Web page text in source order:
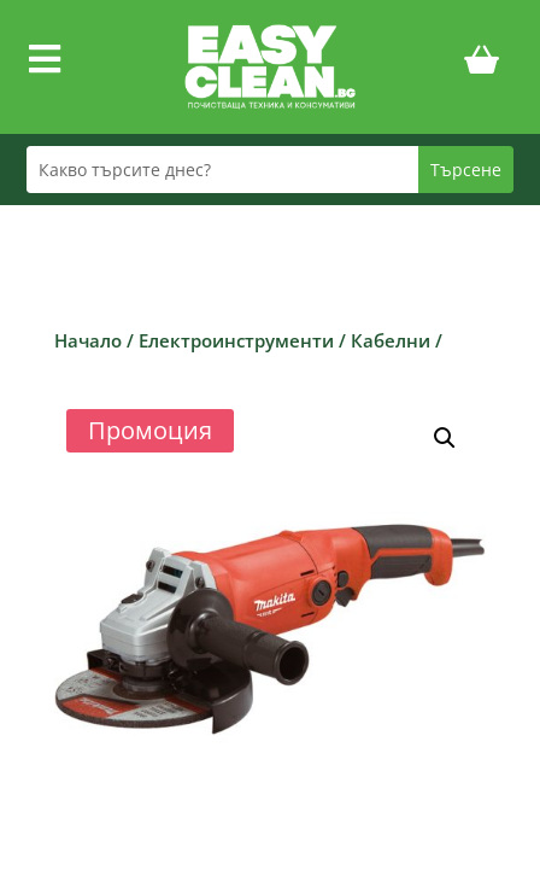

Начало/ Електроинструменти / Кабелни /
Промоция